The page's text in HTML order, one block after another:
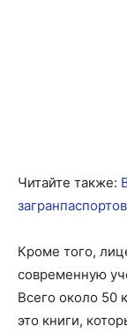
Читайте также:
Кроме того,
современную
Всего около 50
это книги,